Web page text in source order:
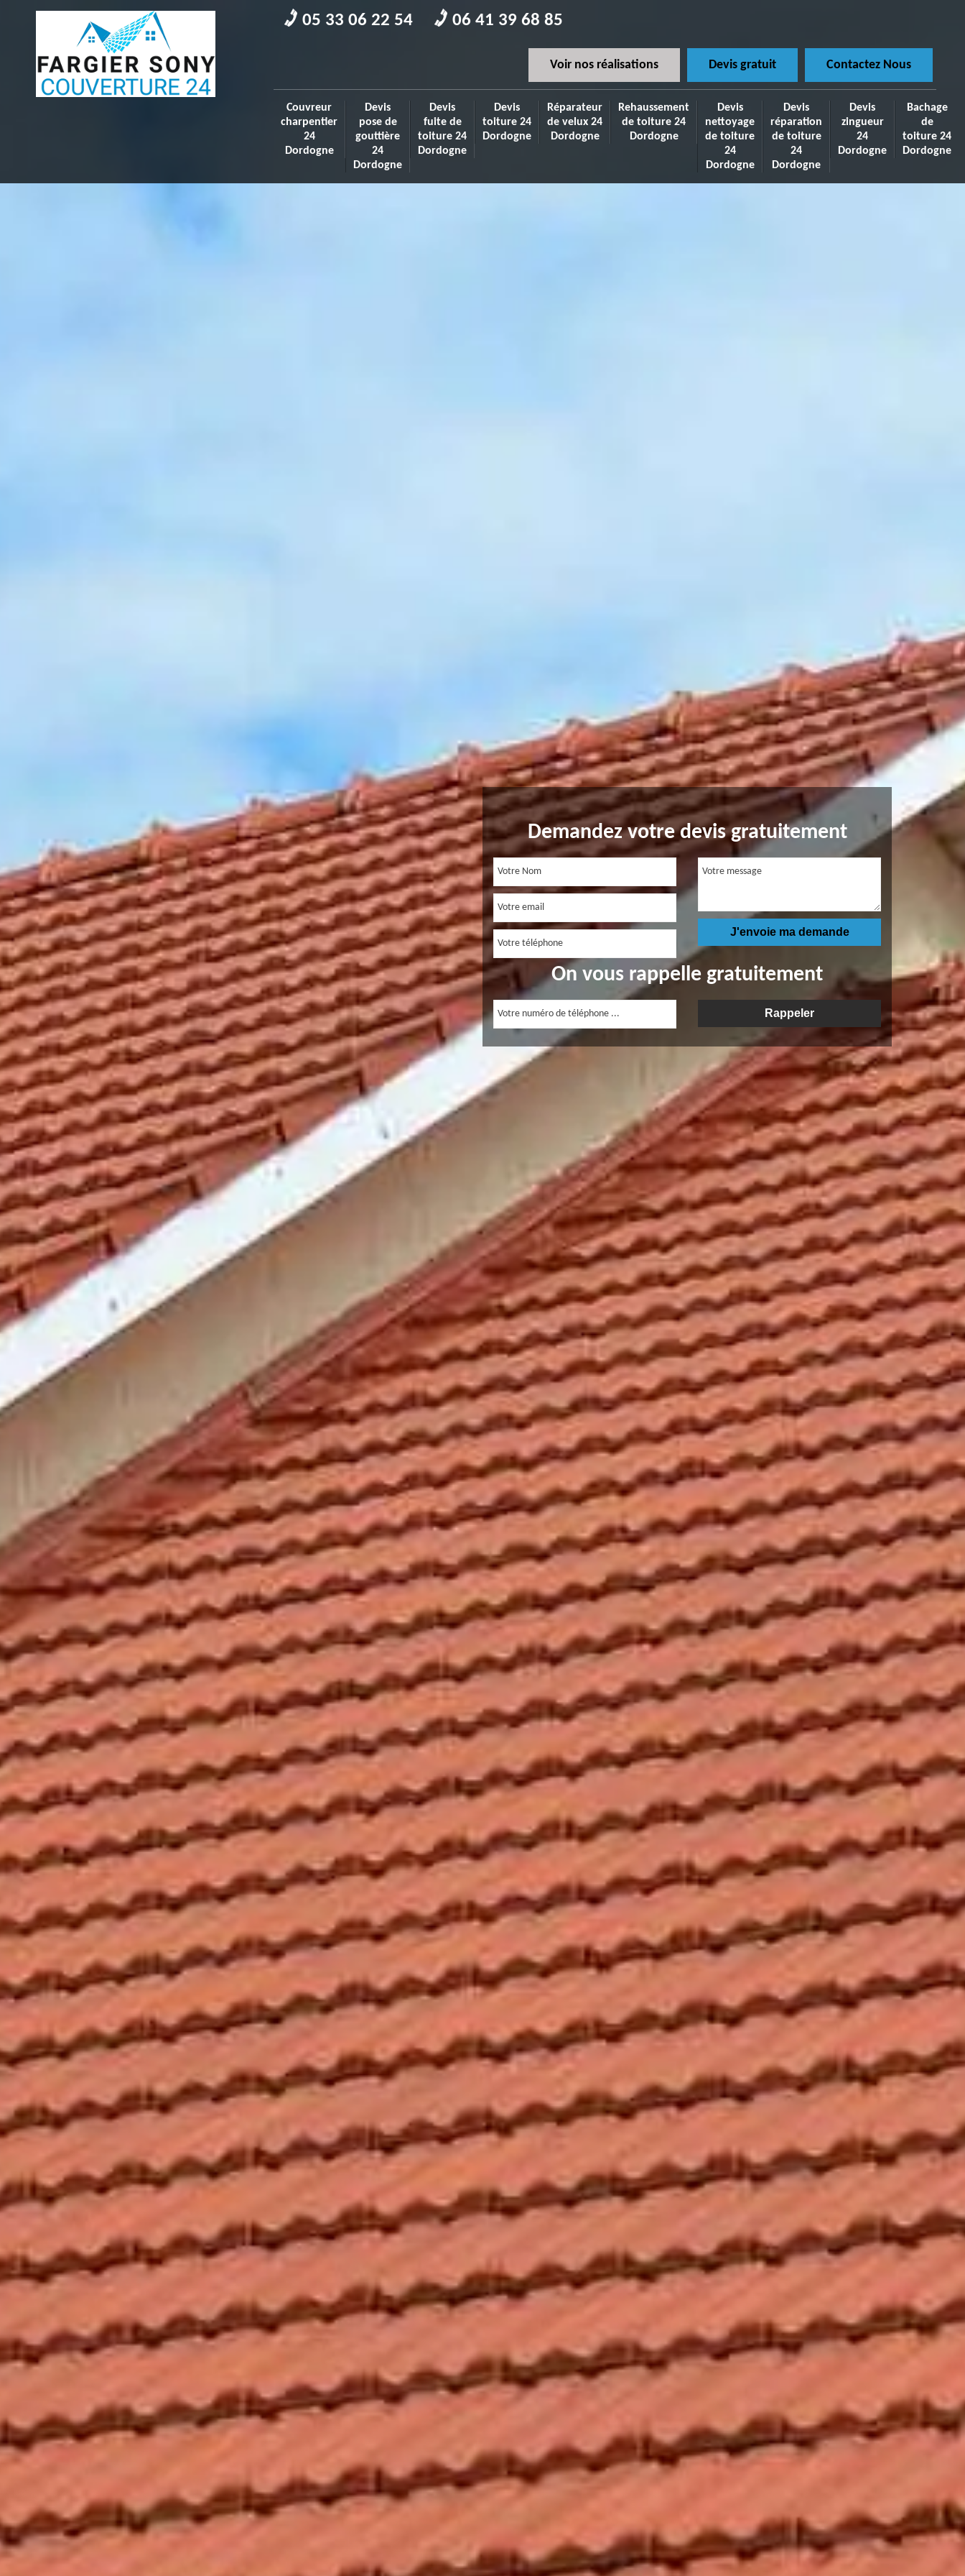
05 33 06 22 54 06 41 39 68 85
Voir nos réalisations Devis gratuit Contactez Nous
Couvreur
charpentier
24
Dordogne
Devis
pose de
gouttière
24
Dordogne
Devis
fuite de
toiture 24
Dordogne
Devis
toiture 24
Dordogne
Réparateur
de velux 24
Dordogne
Rehaussement
de toiture 24
Dordogne
Devis
nettoyage
de toiture
24
Dordogne
Devis
réparation
de toiture
24
Dordogne
Devis
zingueur
24
Dordogne
Bachage
de
toiture 24
Dordogne
Demandez votre devis gratuitement
On vous rappelle gratuitement